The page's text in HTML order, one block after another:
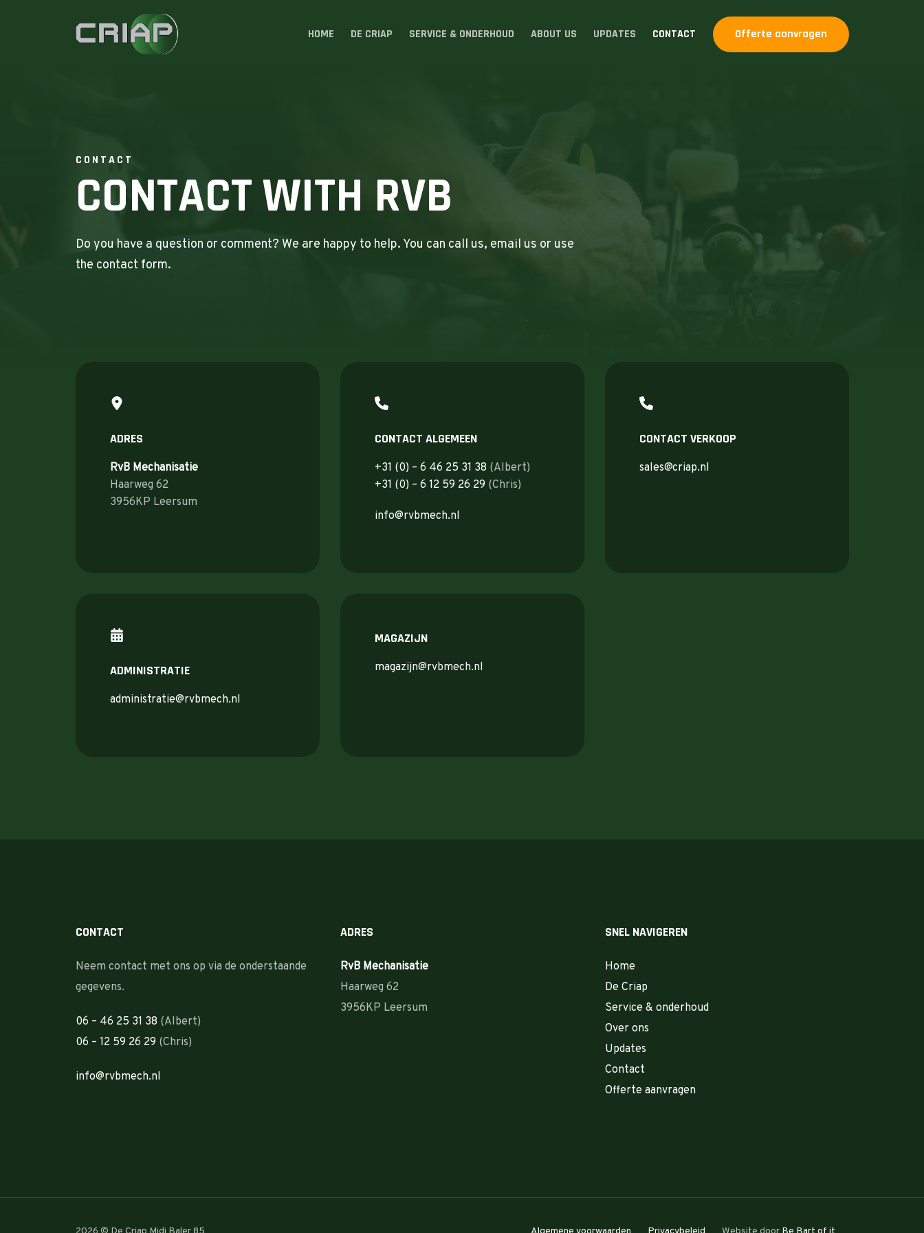
HOME DE CRIAP SERVICE & ONDERHOUD ABOUT US UPDATES CONTACT Offerte aanvragen
CONTACT
CONTACT WITH RVB
Do you have a question or comment? We are happy to help. You can call us, email us or use
the contact form.
ADRES
RvB Mechanisatie
Haarweg 62
3956KP Leersum
CONTACT ALGEMEEN
+31 (0) – 6 46 25 31 38 (Albert)
+31 (0) – 6 12 59 26 29 (Chris)
info@rvbmech.nl
CONTACT VERKOOP
sales@criap.nl
ADMINISTRATIE
administratie@rvbmech.nl
MAGAZIJN
magazijn@rvbmech.nl
CONTACT
Neem contact met ons op via de onderstaande
gegevens.
06 – 46 25 31 38 (Albert)
06 – 12 59 26 29 (Chris)
info@rvbmech.nl
ADRES
RvB Mechanisatie
Haarweg 62
3956KP Leersum
SNEL NAVIGEREN
Home
De Criap
Service & onderhoud
Over ons
Updates
Contact
Offerte aanvragen